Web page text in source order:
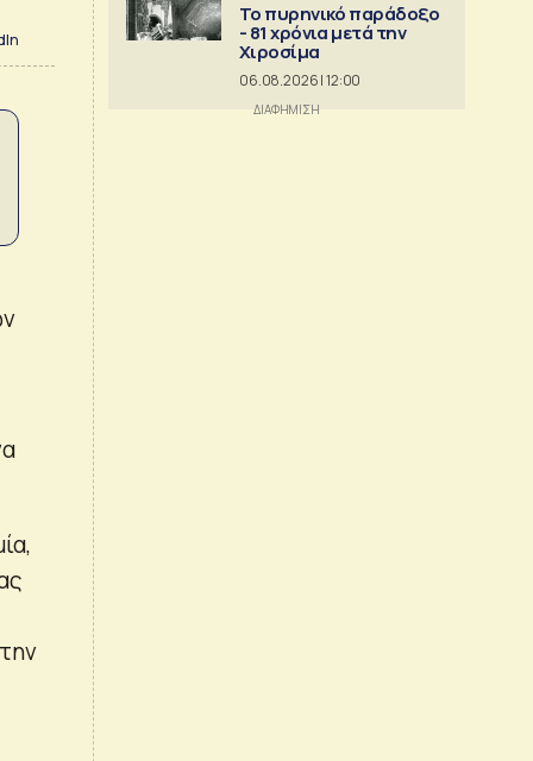
Το πυρηνικό παράδοξο
- 81 χρόνια μετά την
Χιροσίμα
06.08.2026 | 12:00